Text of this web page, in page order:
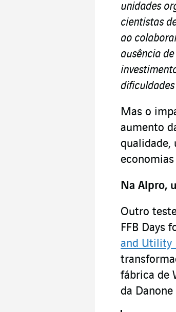
unidades
cientistas
ao
ausência
dificuldades
Mas o
aumento
qualidade,
Na Alpro,
Outro
FFB Days
and Utility
fábrica de
da